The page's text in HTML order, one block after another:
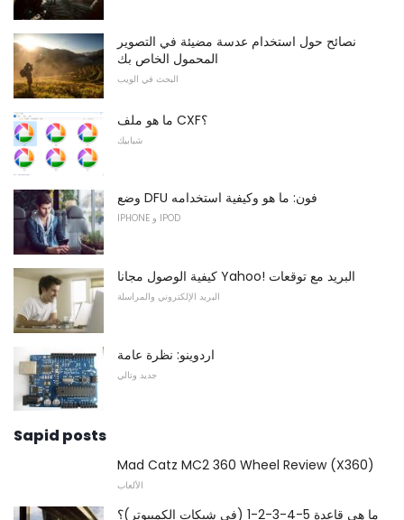
نصائح حول استخدام عدسة مضيئة في التصوير
المحمول الخاص بك
البحث في الويب
ما هو ملف CXF؟
شبابيك
وضع DFU فون: ما هو وكيفية استخدامه
IPHONE و IPOD
كيفية الوصول مجانا Yahoo! البريد مع توقعات
البريد الإلكتروني والمراسلة
اردوينو: نظرة عامة
جديد وتالي
Sapid posts
Mad Catz MC2 360 Wheel Review (X360)
الألعاب
ما هي قاعدة 5-4-3-2-1 (في شبكات الكمبيوتر)؟